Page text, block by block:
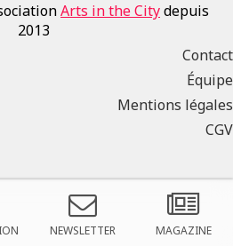
Arts in the Citydepuis
2013
Contact
Équipe
Mentions légales
CGV
NEWSLETTER MAGAZINE